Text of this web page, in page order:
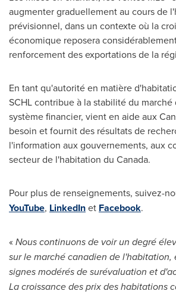
augmenter graduellement au cours de
prévisionnel, dans un contexte où la
économique reposera
renforcement des exportations de la
En tant qu'autorité en matière
SCHL contribue à la stabilité du
système financier, vient en aide aux
besoin et fournit des résultats de
l'information aux gouvernements, aux
secteur de l'habitation du Canada.
Pour plus de renseignements, suivez-
YouTube, LinkedInet Facebook.
«Nous continuons de voir un degré
sur le marché canadien de l'habitation,
signes modérés de surévaluation et
La croissance des prix des habitations